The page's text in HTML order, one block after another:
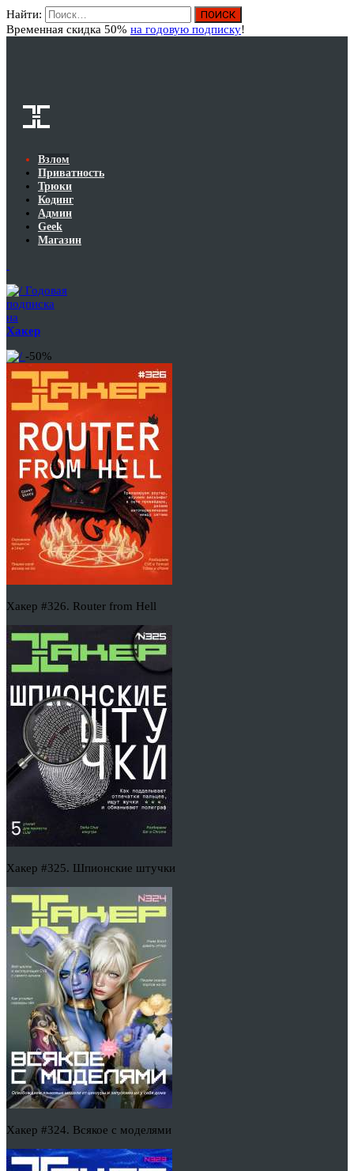
Найти:
Временная скидка 50% на годовую подписку!
Взлом
Приватность
Трюки
Кодинг
Админ
Geek
Магазин
Годовая
подписка
на
Хакер
-50%
Хакер #326. Router from Hell
Хакер #325. Шпионские штучки
Хакер #324. Всякое с моделями